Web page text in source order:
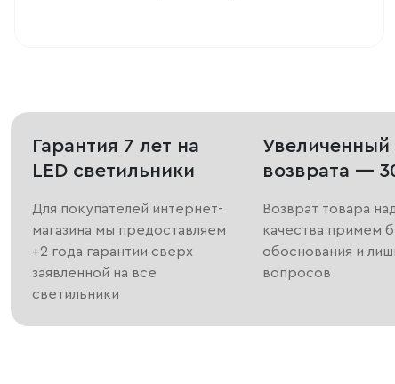
Гарантия 7 лет на
LED светильники
Для покупателей интернет-
магазина мы предоставляем
+2 года гарантии сверх
заявленной на все
светильники
Увеличенный
возврата —
Возврат товара
качества примем
обоснования и
вопросов